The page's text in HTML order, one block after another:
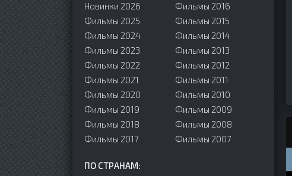
Новинки 2026
Фильмы 2025
Фильмы 2024
Фильмы 2023
Фильмы 2022
Фильмы 2021
Фильмы 2020
Фильмы 2019
Фильмы 2018
Фильмы 2017
Фильмы 2016
Фильмы 2015
Фильмы 2014
Фильмы 2013
Фильмы 2012
Фильмы 2011
Фильмы 2010
Фильмы 2009
Фильмы 2008
Фильмы 2007
ПО СТРАНАМ: